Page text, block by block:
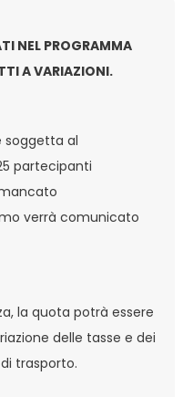
NEL PROGRAMMA
A VARIAZIONI.
soggetta al
partecipanti
verrà comunicato
la quota potrà essere
delle tasse e dei
trasporto.